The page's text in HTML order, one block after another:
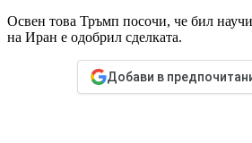
Освен това Тръмп посочи, че бил
на Иран е одобрил сделката.
Добави в